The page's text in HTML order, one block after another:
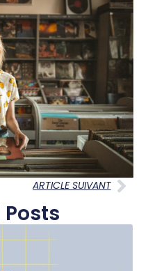
ARTICLE SUIVANT